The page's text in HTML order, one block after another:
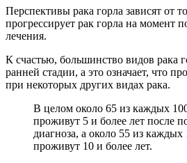
Перспективы рака горла зависят от
прогрессирует рак горла на момент
лечения.
К счастью, большинство видов рака
ранней стадии, а это означает, что
при некоторых других видах рака.
В целом около 65 из каждых
проживут 5 и более лет после
диагноза, а около 55 из каждых
проживут 10 и более лет.